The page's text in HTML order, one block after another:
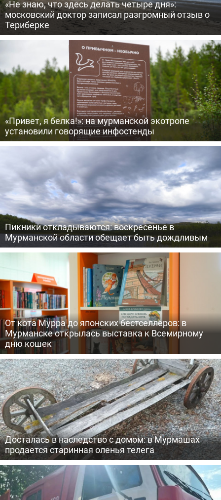
«Не знаю, что здесь делать четыре дня»:
московский доктор записал разгромный отзыв о
Териберке
«Привет, я белка!»: на мурманской экотропе
установили говорящие инфостенды
Пикники откладываются: воскресенье в
Мурманской области обещает быть дождливым
От кота Мурра до японских бестселлеров: в
Мурманске открылась выставка к Всемирному
дню кошек
Досталась в наследство с домом: в Мурмашах
продается старинная оленья телега